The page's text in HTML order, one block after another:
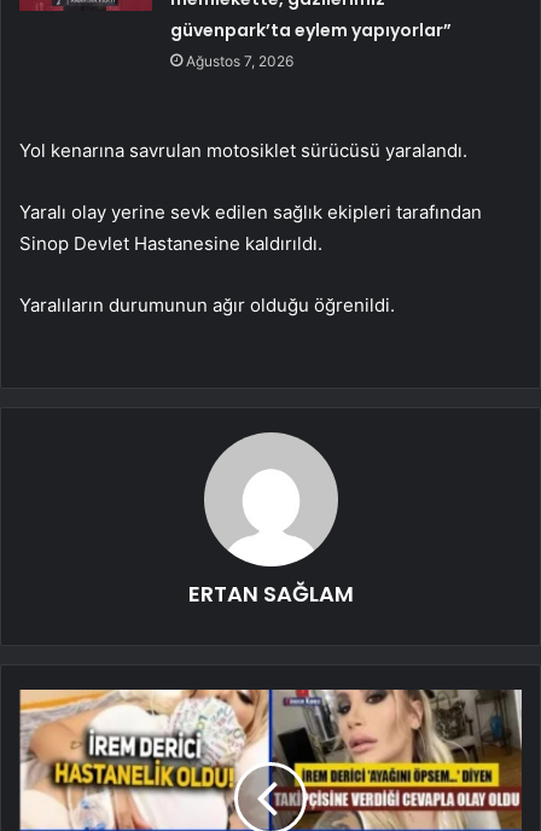
güvenpark’ta eylem yapıyorlar”
Ağustos 7, 2026
Yol kenarına savrulan motosiklet sürücüsü yaralandı.
Yaralı olay yerine sevk edilen sağlık ekipleri tarafından
Sinop Devlet Hastanesine kaldırıldı.
Yaralıların durumunun ağır olduğu öğrenildi.
ERTAN SAĞLAM